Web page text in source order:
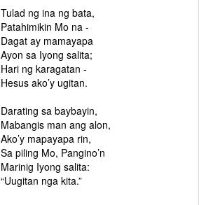
Tulad ng ina ng bata,
Patahimikin Mo na -
Dagat ay mamayapa
Ayon sa Iyong salita;
Hari ng karagatan -
Hesus ako’y ugitan.
Darating sa baybayin,
Mabangis man ang alon,
Ako’y mapayapa rin,
Sa piling Mo, Pangino’n
Marinig Iyong salita:
“Uugitan nga kita.”